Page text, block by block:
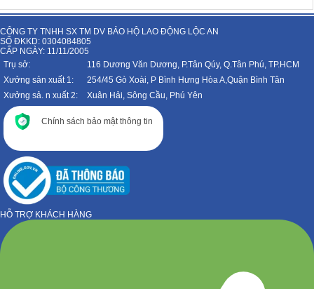
CÔNG TY TNHH SX TM DV BẢO HỘ LAO ĐỘNG LỘC AN
SỐ ĐKKD: 0304084805
CẤP NGÀY: 11/11/2005
Trụ sở:
116 Dương Văn Dương, P.Tân Qúy, Q.Tân Phú, TP.HCM
Xưởng sản xuất 1:
254/45 Gò Xoài, P Bình Hưng Hòa A,Quận Bình Tân
Xưởng sả. n xuất 2:
Xuân Hải, Sông Cầu, Phú Yên
Chính sách bảo mật thông tin
HỖ TRỢ KHÁCH HÀNG